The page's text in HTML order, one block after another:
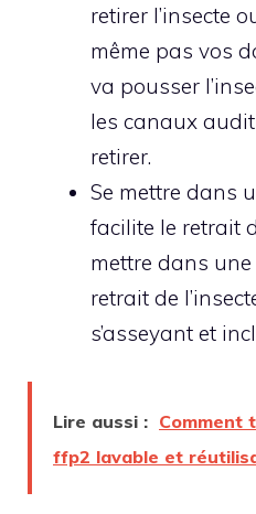
retirer l’insecte
même pas vos
va pousser
les canaux
retirer.
Se mettre dans
facilite le retrait
mettre dans
retrait de
s’asseyant et
Lire aussi : Comment
ffp2 lavable et